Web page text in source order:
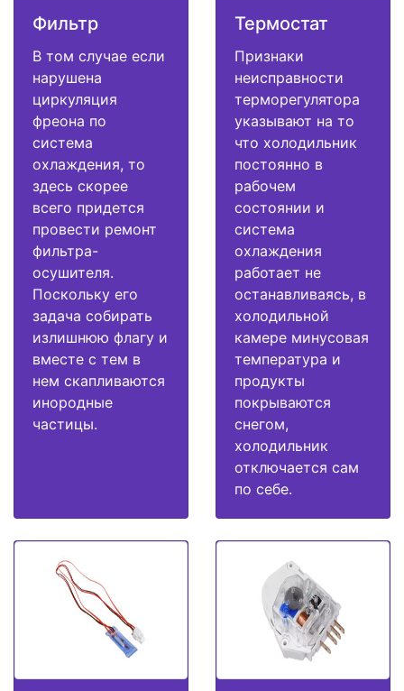
Фильтр
В том случае если
нарушена
циркуляция
фреона по
система
охлаждения, то
здесь скорее
всего придется
провести ремонт
фильтра-
осушителя.
Поскольку его
задача собирать
излишнюю флагу и
вместе с тем в
нем скапливаются
инородные
частицы.
Термостат
Признаки
неисправности
терморегулятора
указывают на то
что холодильник
постоянно в
рабочем
состоянии и
система
охлаждения
работает не
останавливаясь, в
холодильной
камере минусовая
температура и
продукты
покрываются
снегом,
холодильник
отключается сам
по себе.